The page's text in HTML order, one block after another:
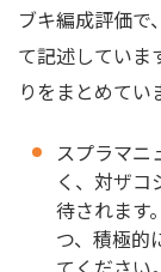
ブキ編成評価で
て記述していま
りをまとめてい
スプラマニ
く、対ザコ
待されます
つ、積極的